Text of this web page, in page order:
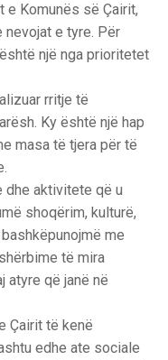
Komunës së Çairit,
e tyre. Për
një nga prioritetet
rritje të
Ky është një hap
masa të tjera për të
dhe aktivitete që u
shoqërim, kulturë,
me
të mira
atyre që janë në
Çairit të kenë
edhe ate sociale